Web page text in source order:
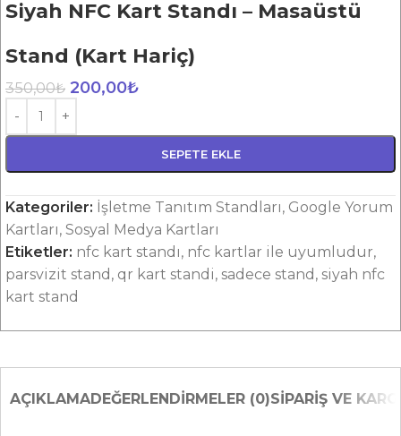
Siyah NFC Kart Standı – Masaüstü
Stand (Kart Hariç)
350,00₺ 200,00₺
SEPETE EKLE
Kategoriler: İşletme Tanıtım Standları, Google Yorum
Kartları, Sosyal Medya Kartları
Etiketler: nfc kart standı, nfc kartlar ile uyumludur,
parsvizit stand , qr kart standi, sadece stand , siyah nfc
kart stand
AÇIKLAMADEĞERLENDIRMELER (0)SIPARIŞ VE